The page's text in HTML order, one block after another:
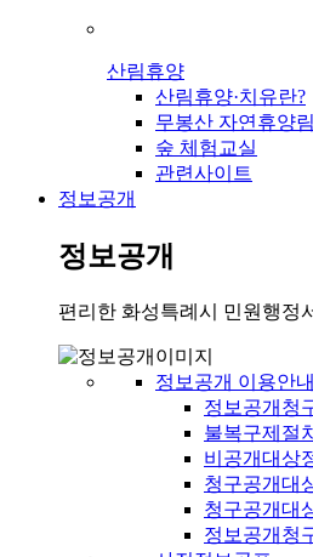
산림휴양
산림휴양·치유란?
무봉산 자연휴양림
숲 체험교실
관련사이트
정보공개
정보공개
편리한 화성특례시 민원행정
정보공개 이용안내
정보공개청
불복구제절
비공개대상
청구공개대
청구공개대
정보공개청